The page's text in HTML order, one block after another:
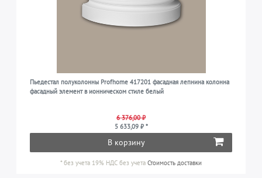
Пьедестал полуколонны Profhome 417201 фасадная лепнина колонна
фасадный элемент в ионническом стиле белый
6 376,00 ₽
5 633,09 ₽ *
В корзину
*без учета 19% НДС без учета Стоимость доставки